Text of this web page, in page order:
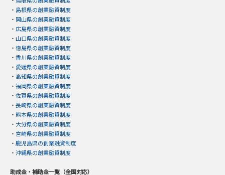
・ 島根県の創業融資制度
・ 岡山県の創業融資制度
・ 広島県の創業融資制度
・ 山口県の創業融資制度
・ 徳島県の創業融資制度
・ 香川県の創業融資制度
・ 愛媛県の創業融資制度
・ 高知県の創業融資制度
・ 福岡県の創業融資制度
・ 佐賀県の創業融資制度
・ 長崎県の創業融資制度
・ 熊本県の創業融資制度
・ 大分県の創業融資制度
・ 宮崎県の創業融資制度
・ 鹿児島県の創業融資制度
・ 沖縄県の創業融資制度
助成金・補助金一覧（全国対応）